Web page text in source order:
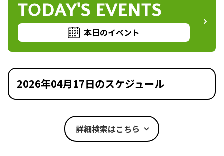
TODAY'S EVENTS
本日のイベント
2026年04月17日のスケジュール
詳細検索はこちら